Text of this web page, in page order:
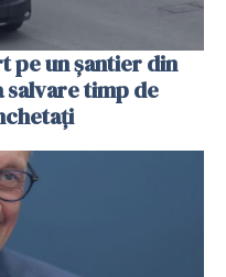
pe un șantier din
salvare timp de